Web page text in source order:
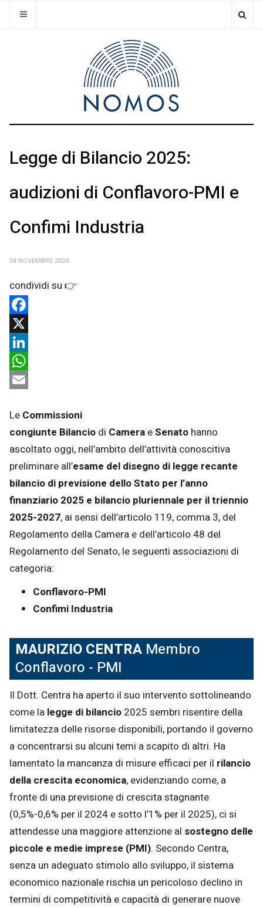
Legge di Bilancio 2025:
audizioni di Conflavoro-PMI e
Confimi Industria
04 NOVEMBRE 2024
Facebook
X
LinkedIn
WhatsApp
Le Commissioni
congiunte Bilancio di Camera eSenato hanno
ascoltato oggi, nell’ambito dell’attività conoscitiva
preliminare all’esame del disegno di legge recante
bilancio di previsione dello Stato per l’anno
finanziario 2025 e bilancio pluriennale per il triennio
2025-2027, ai sensi dell’articolo 119, comma 3, del
Regolamento della Camera e dell’articolo 48 del
Regolamento del Senato, le seguenti associazioni di
categoria:
Conflavoro-PMI
Confimi Industria
MAURIZIO CENTRA Membro
Conflavoro - PMI
Il Dott. Centra ha aperto il suo intervento sottolineando
come la legge di bilancio 2025 sembri risentire della
limitatezza delle risorse disponibili, portando il governo
a concentrarsi su alcuni temi a scapito di altri. Ha
lamentato la mancanza di misure efficaci per il rilancio
della crescita economica, evidenziando come, a
fronte di una previsione di crescita stagnante
(0,5%-0,6% per il 2024 e sotto l’1% per il 2025), ci si
attendesse una maggiore attenzione al sostegno delle
piccole e medie imprese (PMI). Secondo Centra,
senza un adeguato stimolo allo sviluppo, il sistema
economico nazionale rischia un pericoloso declino in
termini di competitività e capacità di generare nuove